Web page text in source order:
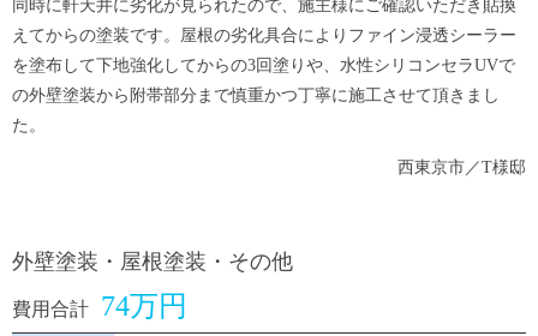
同時に軒天井に劣化が見られたので、施主様にご確認いただき貼換
えてからの塗装です。屋根の劣化具合によりファイン浸透シーラー
を塗布して下地強化してからの3回塗りや、水性シリコンセラUVで
の外壁塗装から附帯部分まで慎重かつ丁寧に施工させて頂きまし
た。
西東京市／T様邸
外壁塗装・屋根塗装・その他
費用合計 74万円